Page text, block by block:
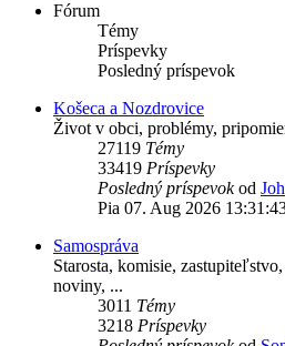
Fórum
Témy
Príspevky
Posledný príspevok
Košeca a Nozdrovice
Život v obci, problémy,
27119 Témy
33419 Príspevky
Posledný príspevokod
Pia 07. Aug 2026
Samospráva
Starosta, komisie,
noviny, ...
3011 Témy
3218 Príspevky